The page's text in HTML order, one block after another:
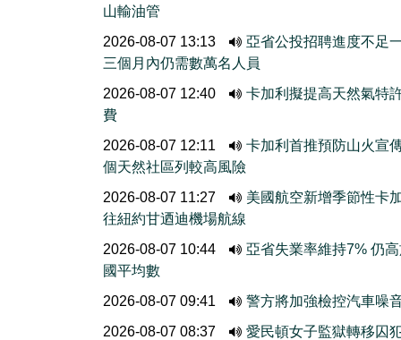
山輸油管
2026-08-07 13:13
亞省公投招聘進度不
三個月內仍需數萬名人員
2026-08-07 12:40
卡加利擬提高天然氣特
費
2026-08-07 12:11
卡加利首推預防山火宣
個天然社區列較高風險
2026-08-07 11:27
美國航空新增季節性卡
往紐約甘迺迪機場航線
2026-08-07 10:44
亞省失業率維持7% 仍
國平均數
2026-08-07 09:41
警方將加強檢控汽車噪
2026-08-07 08:37
愛民頓女子監獄轉移囚